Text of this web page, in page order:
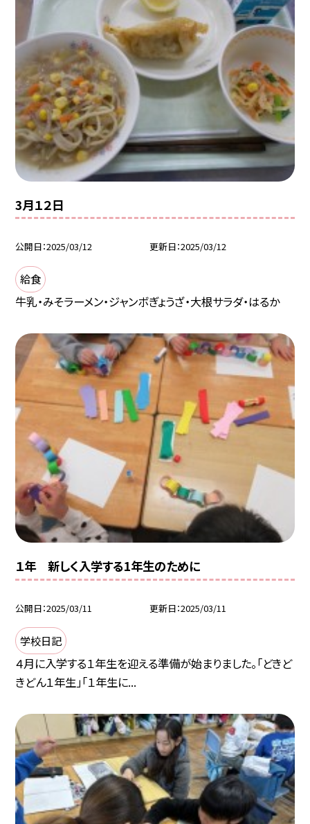
3月１２日
公開日 2025/03/12 更新日 2025/03/12
給食
牛乳・みそラーメン・ジャンボぎょうざ・大根サラダ・はるか
１年 新しく入学する1年生のために
公開日 2025/03/11 更新日 2025/03/11
学校日記
４月に入学する１年生を迎える準備が始まりました。「どきど
きどん１年生」「１年生に...